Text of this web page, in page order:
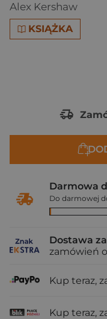
Alex Kershaw
KSIĄŻKA
Darmowa
Do darmowej
Dostawa za
zamówień
Kup teraz,
Kup teraz,